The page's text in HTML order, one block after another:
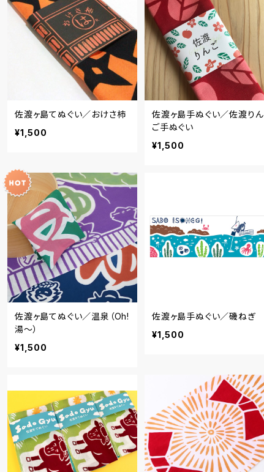
佐渡ヶ島てぬぐい／おけさ柿
¥1,500
佐渡ヶ島手ぬぐい／佐渡りん
ご手ぬぐい
¥1,500
佐渡ヶ島てぬぐい／温泉（Oh!
湯～）
¥1,500
佐渡ヶ島手ぬぐい／磯ねぎ
¥1,500